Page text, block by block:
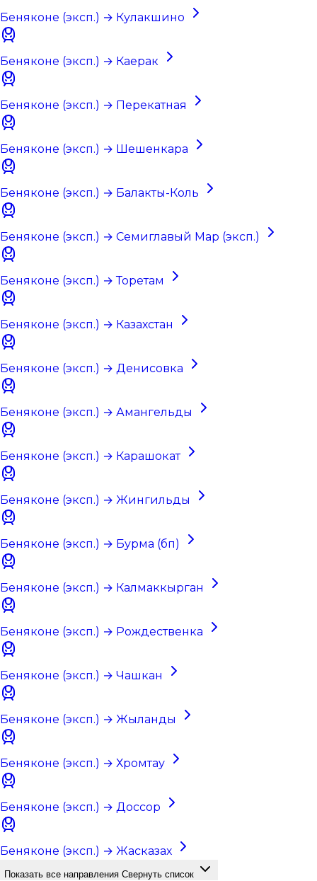
Беняконе (эксп.) → Кулакшино
Беняконе (эксп.) → Каерак
Беняконе (эксп.) → Перекатная
Беняконе (эксп.) → Шешенкара
Беняконе (эксп.) → Балакты-Коль
Беняконе (эксп.) → Семиглавый Мар (эксп.)
Беняконе (эксп.) → Торетам
Беняконе (эксп.) → Казахстан
Беняконе (эксп.) → Денисовка
Беняконе (эксп.) → Амангельды
Беняконе (эксп.) → Карашокат
Беняконе (эксп.) → Жингильды
Беняконе (эксп.) → Бурма (бп)
Беняконе (эксп.) → Калмаккырган
Беняконе (эксп.) → Рождественка
Беняконе (эксп.) → Чашкан
Беняконе (эксп.) → Жыланды
Беняконе (эксп.) → Хромтау
Беняконе (эксп.) → Доссор
Беняконе (эксп.) → Жасказах
Показать все направления Свернуть список